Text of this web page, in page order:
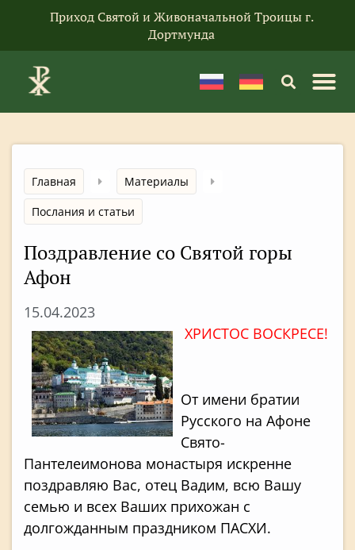
Приход Святой и Живоначальной Троицы г.
Дортмунда
Главная
Материалы
Послания и статьи
Поздравление со Святой горы
Афон
15.04.2023
ХРИСТОС ВОСКРЕСЕ!
От имени братии
Русского на Афоне
Свято-
Пантелеимонова монастыря искренне
поздравляю Вас, отец Вадим, всю Вашу
семью и всех Ваших прихожан с
долгожданным праздником ПАСХИ.